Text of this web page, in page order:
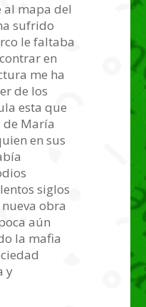
al mapa del
sufrido
le faltaba
en
me ha
de los
esta que
de María
en sus
siglos
obra
aún
la mafia
y